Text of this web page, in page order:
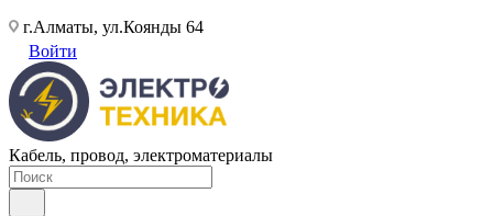
г.Алматы, ул.Коянды 64
Войти
Кабель, провод, электроматериалы